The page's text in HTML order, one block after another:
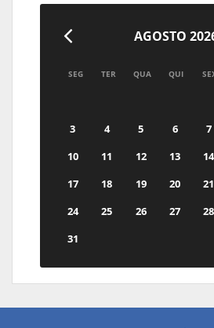
AGOSTO
SEG TER QUA QUI
3
4 5 6 7
10
11 12 13 14
17
18 19 20 21
24
25 26 27 28
31